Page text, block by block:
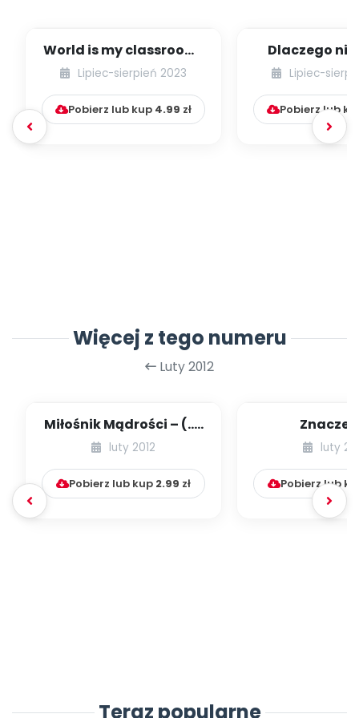
Pomoc
World is my classroom!
Idea leśnego
przedszkola w Wielk...
Lipiec-sierpień 2023
Pobierz lub kup 4.99 zł
Dlaczego
ubierać
butów, czyli
Lipiec-
Pobierz lub
Więcej z tego numeru
Luty 2012
Miłośnik Mądrości – (...)
jak rozmawiać z
dziećmi o war...
luty 2012
Pobierz lub kup 2.99 zł
matki z
luty
Pobierz lub
Teraz popularne